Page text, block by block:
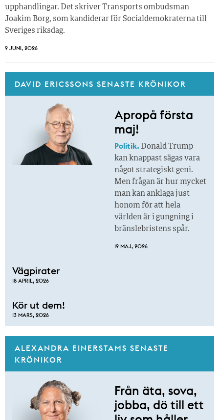
upphandlingar. Det skriver Transports ombudsman
Joakim Borg, som kandiderar för Socialdemokraterna till
Sveriges riksdag.
9 JUNI, 2026
DAVID ERICSSONS SENASTE KRÖNIKOR
Apropå första
maj!
Politik. Donald Trump
kan knappast sägas vara
något strategiskt geni.
Men frågan är hur mycket
man kan anklaga just
honom för att hela
världen är i gungning i
bränslebristens spår.
19 MAJ, 2026
Vägpirater
18 APRIL, 2026
Kör ut dem!
13 MARS, 2026
ALEXANDRA EINERSTAMS SENASTE
KRÖNIKOR
Från äta, sova,
jobba, dö till ett